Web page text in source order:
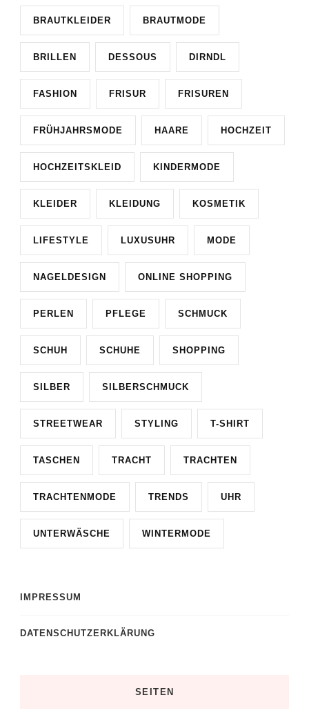
BRAUTKLEIDER BRAUTMODE
BRILLEN DESSOUS DIRNDL
FASHION FRISUR FRISUREN
FRÜHJAHRSMODE HAARE HOCHZEIT
HOCHZEITSKLEID KINDERMODE
KLEIDER KLEIDUNG KOSMETIK
LIFESTYLE LUXUSUHR MODE
NAGELDESIGN ONLINE SHOPPING
PERLEN PFLEGE SCHMUCK
SCHUH SCHUHE SHOPPING
SILBER SILBERSCHMUCK
STREETWEAR STYLING T-SHIRT
TASCHEN TRACHT TRACHTEN
TRACHTENMODE TRENDS UHR
UNTERWÄSCHE WINTERMODE
IMPRESSUM
DATENSCHUTZERKLÄRUNG
SEITEN